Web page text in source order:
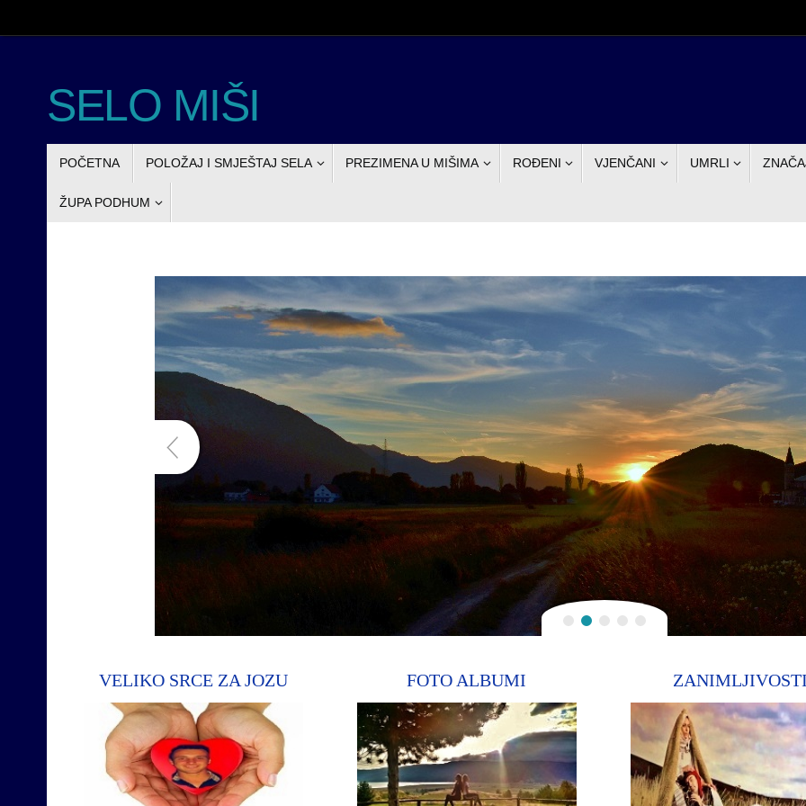
SELO MIŠI
DO
POČETNA POLOŽAJ I SMJEŠTAJ SELA PREZIMENA U MIŠIMA ROĐENI VJENČANI UMRLI
ŽUPA PODHUM
VELIKO SRCE ZA JOZU
Pomozimo Jozi Klišaninu da
prohoda,..
FOTO ALBUMI
Više 130 albuma sa više od 6000
fotografija
ZANIMLJIVOSTI